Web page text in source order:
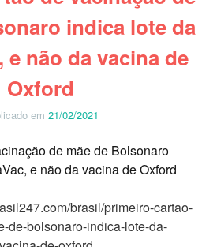
indica lote da
e não da vacina de
Oxford
em 21/02/2021
de mãe de Bolsonaro
e não da vacina de Oxford
brasil/primeiro-cartao-
de-bolsonaro-indica-lote-da-